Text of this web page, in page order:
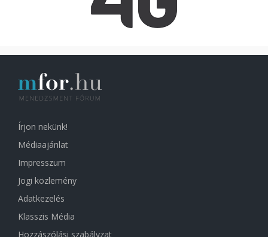
Írjon nekünk!
Médiaajánlat
Impresszum
Jogi közlemény
Adatkezelés
Klasszis Média
Hozzászólási szabályzat